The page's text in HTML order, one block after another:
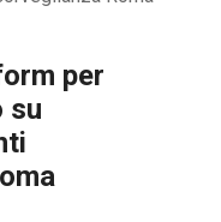
per
su